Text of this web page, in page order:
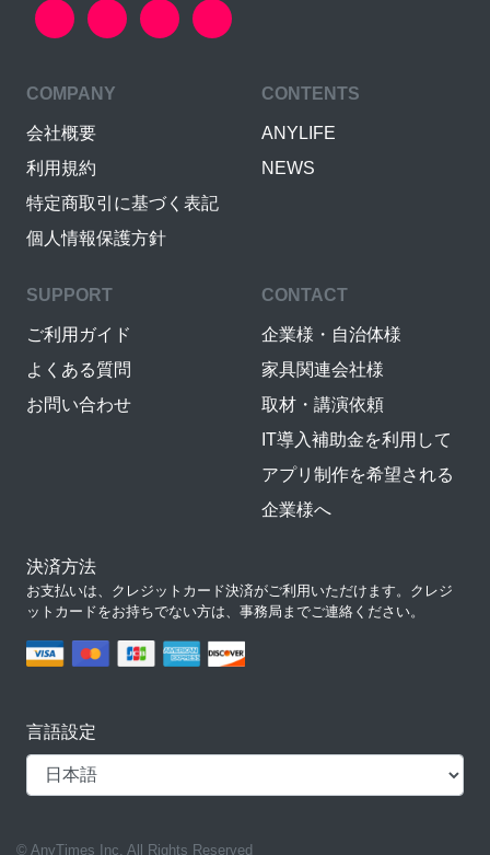
COMPANY
会社概要
利用規約
特定商取引に基づく表記
個人情報保護方針
CONTENTS
ANYLIFE
NEWS
SUPPORT
ご利用ガイド
よくある質問
お問い合わせ
CONTACT
企業様・自治体様
家具関連会社様
取材・講演依頼
IT導入補助金を利用して
アプリ制作を希望される
企業様へ
決済方法
お支払いは、クレジットカード決済がご利用いただけます。クレジ
ットカードをお持ちでない方は、事務局までご連絡ください。
言語設定
© AnyTimes Inc. All Rights Reserved